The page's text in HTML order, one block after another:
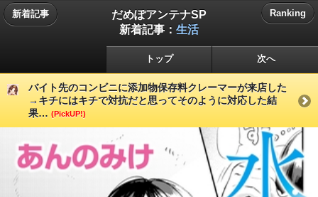
新着記事
だめぽアンテナSP
新着記事： 生活
Ranking
トップ 次へ
バイト先のコンビニに添加物保存料クレーマーが来店した
→キチにはキチで対抗だと思ってそのように対応した結
果… (PickUP!)